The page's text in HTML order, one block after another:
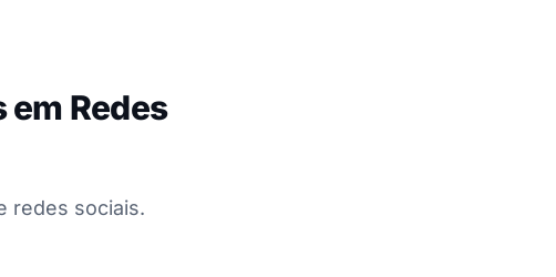
Redes
redes sociais.